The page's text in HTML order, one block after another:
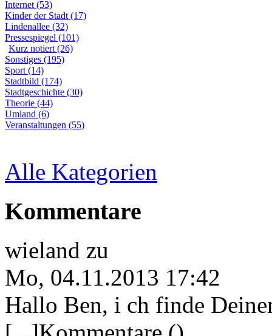
Internet (53)
Kinder der Stadt (17)
Lindenallee (32)
Pressespiegel (101)
Kurz notiert (26)
Sonstiges (195)
Sport (14)
Stadtbild (174)
Stadtgeschichte (30)
Theorie (44)
Umland (6)
Veranstaltungen (55)
Alle Kategorien
Kommentare
wieland zu
Mo, 04.11.2013 17:42
Hallo Ben, i ch finde